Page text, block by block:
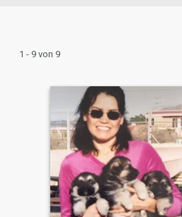
1 - 9 von 9